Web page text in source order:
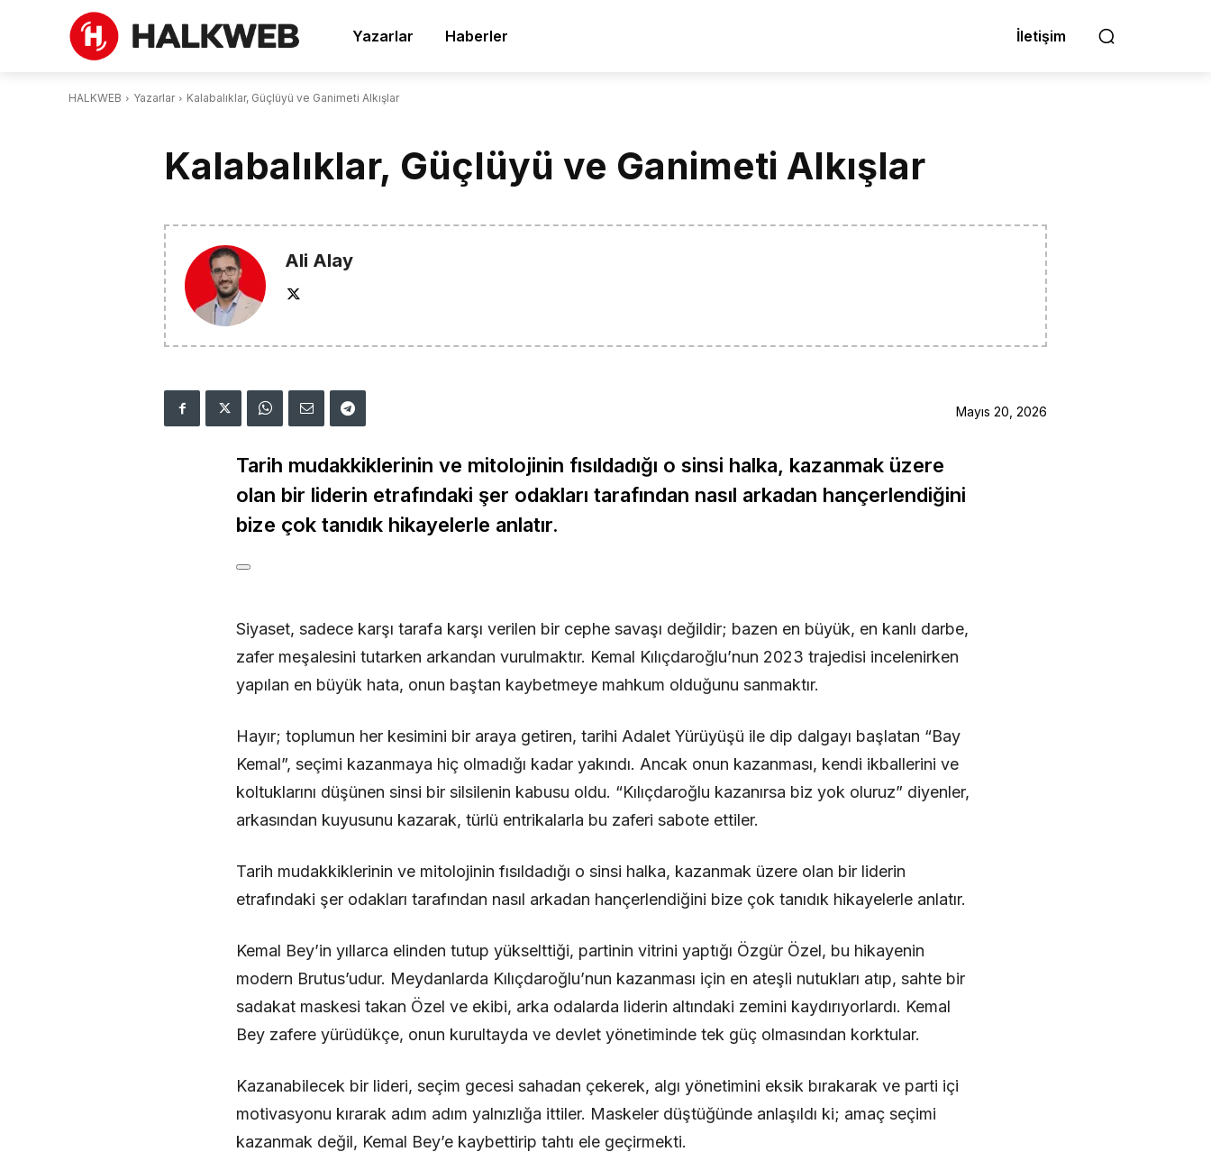
Yazarlar Haberler İletişim
HALKWEB Yazarlar Kalabalıklar, Güçlüyü ve Ganimeti Alkışlar
Kalabalıklar, Güçlüyü ve Ganimeti Alkışlar
Ali Alay
Mayıs 20, 2026
Tarih mudakkiklerinin ve mitolojinin fısıldadığı o sinsi halka, kazanmak üzere
olan bir liderin etrafındaki şer odakları tarafından nasıl arkadan hançerlendiğini
bize çok tanıdık hikayelerle anlatır.
Siyaset, sadece karşı tarafa karşı verilen bir cephe savaşı değildir; bazen en büyük, en kanlı darbe,
zafer meşalesini tutarken arkandan vurulmaktır. Kemal Kılıçdaroğlu’nun 2023 trajedisi incelenirken
yapılan en büyük hata, onun baştan kaybetmeye mahkum olduğunu sanmaktır.
Hayır; toplumun her kesimini bir araya getiren, tarihi Adalet Yürüyüşü ile dip dalgayı başlatan “Bay
Kemal”, seçimi kazanmaya hiç olmadığı kadar yakındı. Ancak onun kazanması, kendi ikballerini ve
koltuklarını düşünen sinsi bir silsilenin kabusu oldu. “Kılıçdaroğlu kazanırsa biz yok oluruz” diyenler,
arkasından kuyusunu kazarak, türlü entrikalarla bu zaferi sabote ettiler.
Tarih mudakkiklerinin ve mitolojinin fısıldadığı o sinsi halka, kazanmak üzere olan bir liderin
etrafındaki şer odakları tarafından nasıl arkadan hançerlendiğini bize çok tanıdık hikayelerle anlatır.
Kemal Bey’in yıllarca elinden tutup yükselttiği, partinin vitrini yaptığı Özgür Özel, bu hikayenin
modern Brutus’udur. Meydanlarda Kılıçdaroğlu’nun kazanması için en ateşli nutukları atıp, sahte bir
sadakat maskesi takan Özel ve ekibi, arka odalarda liderin altındaki zemini kaydırıyorlardı. Kemal
Bey zafere yürüdükçe, onun kurultayda ve devlet yönetiminde tek güç olmasından korktular.
Kazanabilecek bir lideri, seçim gecesi sahadan çekerek, algı yönetimini eksik bırakarak ve parti içi
motivasyonu kırarak adım adım yalnızlığa ittiler. Maskeler düştüğünde anlaşıldı ki; amaç seçimi
kazanmak değil, Kemal Bey’e kaybettirip tahtı ele geçirmekti.